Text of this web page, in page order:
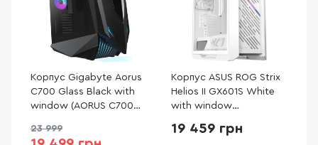
Корпус Gigabyte Aorus
C700 Glass Black with
window (AORUS C700
23 999
Корпус ASUS ROG Strix
Helios II GX601S White
with window
19 459 грн